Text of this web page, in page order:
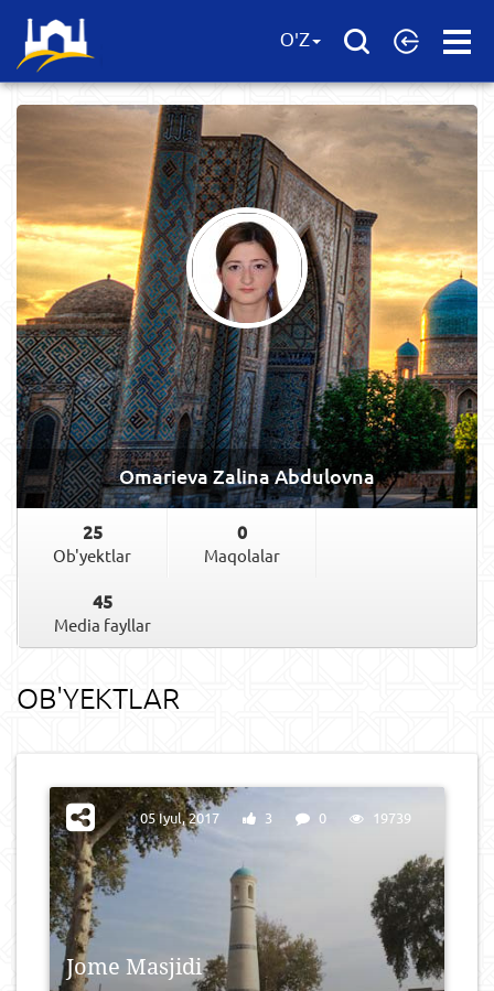
Open
O'Z
Omarieva Zalina Abdulovna
25
Ob'yektlar​
0
Maqolalar
45
Media fayllar
OB'YEKTLAR​
Jome Masjidi
05 Iyul, 2017 3 0 19739